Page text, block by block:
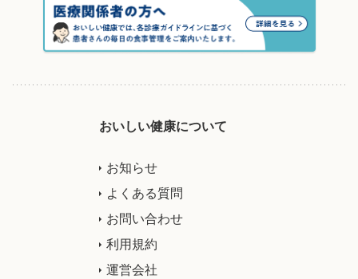
おいしい健康について
お知らせ
よくある質問
お問い合わせ
利用規約
運営会社